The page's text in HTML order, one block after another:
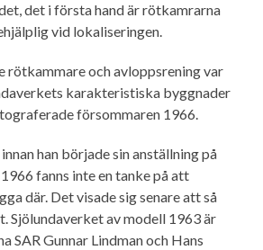
det i första hand är rötkamrarna
vid lokaliseringen.
rötkammare och avloppsrening var
karakteristiska byggnader
försommaren 1966.
han började sin anställning på
fanns inte en tanke på att
där. Det visade sig senare att så
Sjölundaverket av modell 1963 är
SAR Gunnar Lindman och Hans